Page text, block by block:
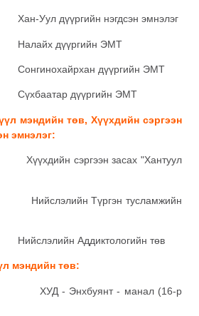
дүүргийн нэгдсэн эмнэлэг
дүүргийн ЭМТ
дүүргийн ЭМТ
дүүргийн ЭМТ
мэндийн төв, Хүүхдийн сэргээн
эмнэлэг:
сэргээн засах "Хантуул
Түргэн тусламжийн
Аддиктологийн төв
мэндийн төв:
Энхбуянт - манал (16-р